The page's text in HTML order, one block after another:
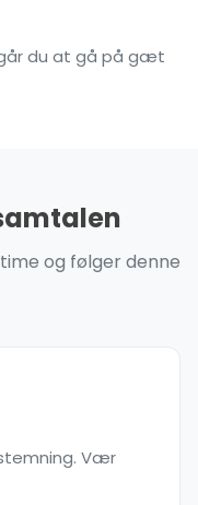
du at gå på gæt
og følger denne
Vær